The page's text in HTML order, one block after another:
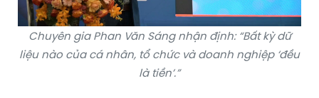
Chuyên gia Phan Văn Sáng nhận định: “Bất kỳ dữ
liệu nào của cá nhân, tổ chức và doanh nghiệp ‘đều
là tiền’.”